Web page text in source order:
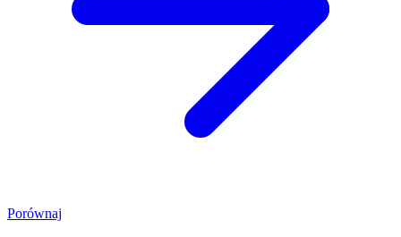
Porównaj